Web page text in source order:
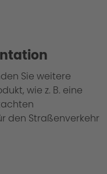
Sie weitere
wie z. B. eine
den Straßenverkehr